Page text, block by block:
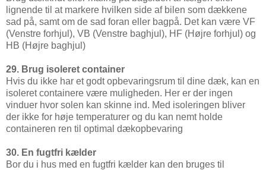
lignende til at markere hvilken side af bilen som dækkene
sad på, samt om de sad foran eller bagpå. Det kan være VF
(Venstre forhjul), VB (Venstre baghjul), HF (Højre forhjul) og
HB (Højre baghjul)
29. Brug isoleret container
Hvis du ikke har et godt opbevaringsrum til dine dæk, kan en
isoleret containere være muligheden. Her er der ingen
vinduer hvor solen kan skinne ind. Med isoleringen bliver
der ikke for høje temperaturer og du kan nemt holde
containeren ren til optimal dækopbevaring
30. En fugtfri kælder
Bor du i hus med en fugtfri kælder kan den bruges til